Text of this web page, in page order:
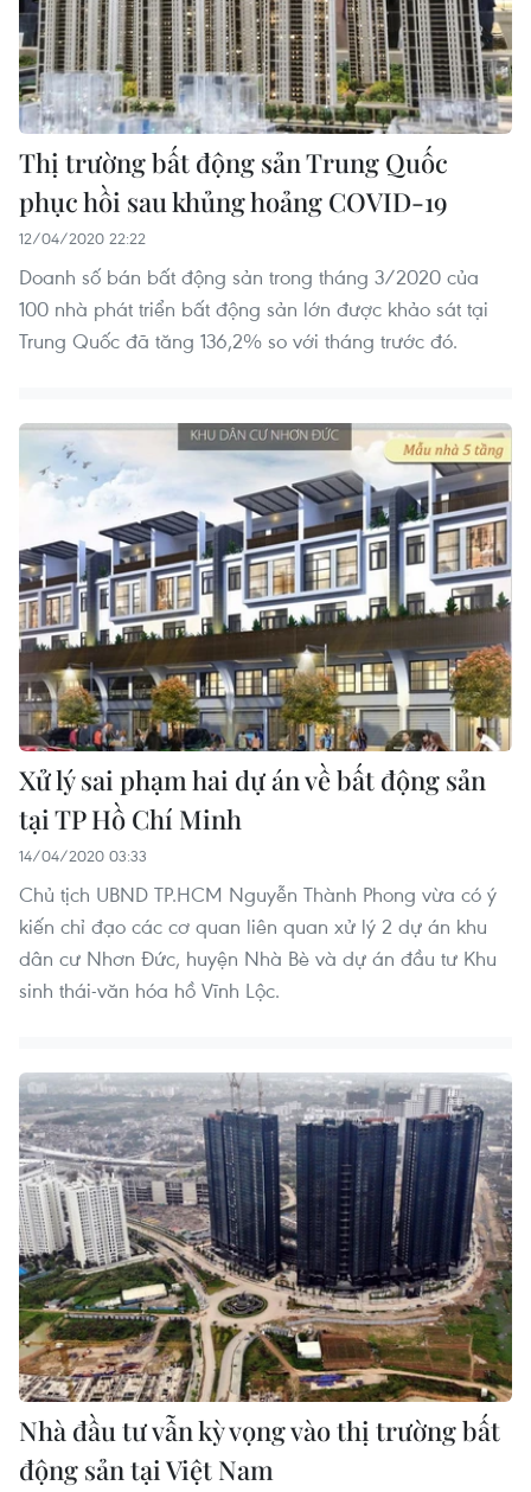
Thị trường bất động sản Trung Quốc
phục hồi sau khủng hoảng COVID-19
12/04/2020 22:22
Doanh số bán bất động sản trong tháng 3/2020 của
100 nhà phát triển bất động sản lớn được khảo sát tại
Trung Quốc đã tăng 136,2% so với tháng trước đó.
Xử lý sai phạm hai dự án về bất động sản
tại TP Hồ Chí Minh
14/04/2020 03:33
Chủ tịch UBND TP.HCM Nguyễn Thành Phong vừa có ý
kiến chỉ đạo các cơ quan liên quan xử lý 2 dự án khu
dân cư Nhơn Đức, huyện Nhà Bè và dự án đầu tư Khu
sinh thái-văn hóa hồ Vĩnh Lộc.
Nhà đầu tư vẫn kỳ vọng vào thị trường bất
động sản tại Việt Nam